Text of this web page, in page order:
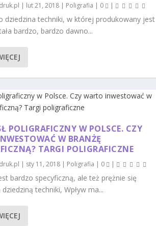
| lut 21, 2018 | Poligrafia | 0 |
dziedzina techniki, w której produkowany jest
bardzo, bardzo dawno...
POLIGRAFICZNY W POLSCE. CZY
W BRANŻĘ
TARGI POLIGRAFICZNE
| sty 11, 2018 | Poligrafia | 0 |
bardzo specyficzną, ale też prężnie się
techniki, Wpływ ma...